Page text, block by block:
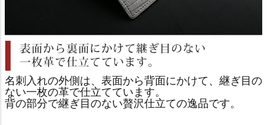
名刺入れの外側は、表面から背面にかけて、継ぎ目の
ない一枚の革で仕立てています。
背の部分で継ぎ目のない贅沢仕立ての逸品です。